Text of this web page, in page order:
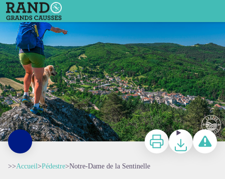
Notre-Dame de la Sentinelle
ImprimerTéléchargerSignaler
>>Accueil>Pédestre>Notre-Dame de la Sentinelle